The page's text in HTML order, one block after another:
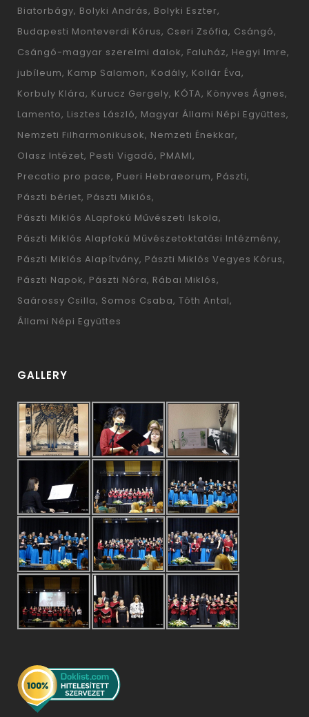
Biatorbágy Bolyki András Bolyki Eszter
Budapesti Monteverdi Kórus Cseri Zsófia Csángó
Csángó-magyar szerelmi dalok Faluház Hegyi Imre
jubíleum Kamp Salamon Kodály Kollár Éva
Korbuly Klára Kurucz Gergely KÓTA Könyves Ágnes
Lamento Lisztes László Magyar Állami Népi Együttes
Nemzeti Filharmonikusok Nemzeti Énekkar
Olasz Intézet Pesti Vigadó PMAMI
Precatio pro pace Pueri Hebraeorum Pászti
Pászti bérlet Pászti Miklós
Pászti Miklós ALapfokú Művészeti Iskola
Pászti Miklós Alapfokú Művészetoktatási Intézmény
Pászti Miklós Alapítvány Pászti Miklós Vegyes Kórus
Pászti Napok Pászti Nóra Rábai Miklós
Saárossy Csilla Somos Csaba Tóth Antal
Állami Népi Együttes
GALLERY